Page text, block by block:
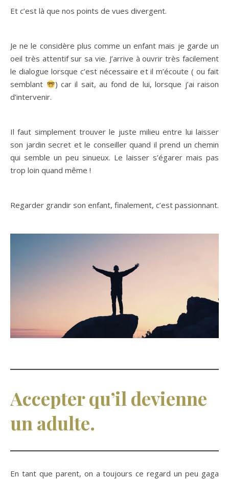
Et c’est là que nos points de vues divergent.
Je ne le considère plus comme un enfant mais je garde un
oeil très attentif sur sa vie. J’arrive à ouvrir très facilement
le dialogue lorsque c’est nécessaire et il m’écoute ( ou fait
semblant
) car il sait, au fond de lui, lorsque j’ai raison
d’intervenir.
Il faut simplement trouver le juste milieu entre lui laisser
son jardin secret et le conseiller quand il prend un chemin
qui semble un peu sinueux. Le laisser s’égarer mais pas
trop loin quand même !
Regarder grandir son enfant, finalement, c’est passionnant.
Accepter qu’il devienne
un adulte.
En tant que parent, on a toujours ce regard un peu gaga